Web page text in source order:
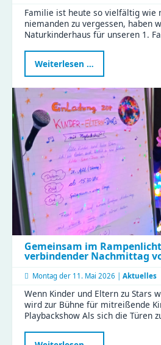
Familie ist heute so vielfältig wie
niemanden zu vergessen, haben
Naturkinderhaus für unseren 1.
Weiterlesen …
Familien-
Naturkinderhaus
Gemeinsam im
verbindender Nachmittag
Montag der 11. Mai 2026 | Aktuelles
Wenn Kinder und Eltern zu Stars
wird zur Bühne für mitreißende
Playbackshow Als sich die Türen